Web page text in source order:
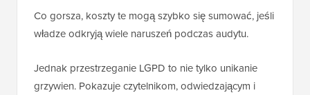
Co gorsza, koszty te mogą szybko się sumować, jeśli
władze odkryją wiele naruszeń podczas audytu.
Jednak przestrzeganie LGPD to nie tylko unikanie
grzywien. Pokazuje czytelnikom, odwiedzającym i